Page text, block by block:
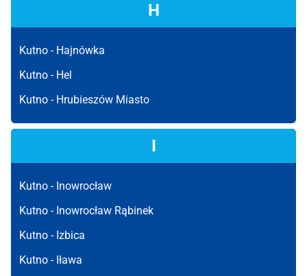
H
Kutno - Hajnówka
Kutno - Hel
Kutno - Hrubieszów Miasto
I
Kutno - Inowrocław
Kutno - Inowrocław Rąbinek
Kutno - Izbica
Kutno - Iława